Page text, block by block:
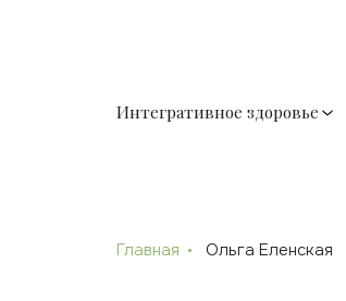
Интегративное здоровье
Главная Ольга Еленская